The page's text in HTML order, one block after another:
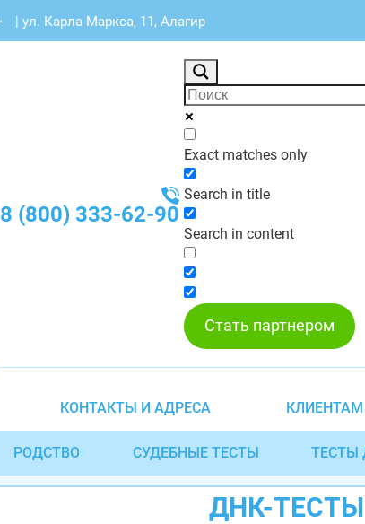
| ул. Карла Маркса, 11, Алагир
8 (800) 333-62-90
Exact matches only
Search in title
Search in content
Стать партнером
КОНТАКТЫ И АДРЕСА КЛИЕНТАМ
РОДСТВО СУДЕБНЫЕ ТЕСТЫ ТЕСТЫ
ДНК-